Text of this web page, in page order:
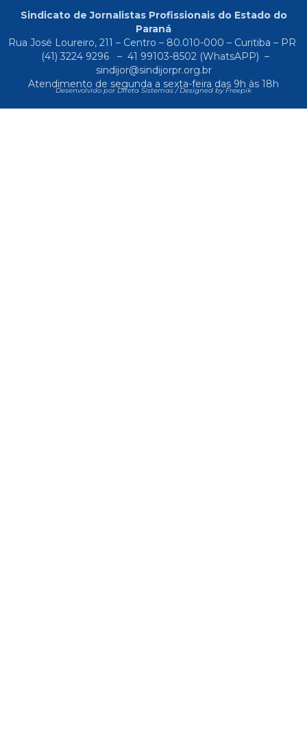
Sindicato de Jornalistas Profissionais do Estado do
Paraná
Rua José Loureiro, 211 – Centro – 80.010-000 – Curitiba – PR
(41) 3224 9296
– 41 99103-8502(WhatsAPP) –
sindijor@sindijorpr.org.br
Atendimento de segunda a sexta-feira das 9h às 18h
Desenvolvido por Direta Sistemas /Designed by Freepik